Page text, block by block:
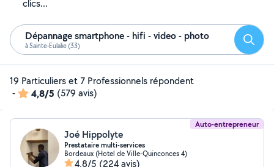
clics...
Dépannage smartphone - hifi - video - photo
à Sainte-Eulalie (33)
19 Particuliers et 7 Professionnels répondent
-
4,8/5 (579 avis)
Auto-entrepreneur
Joé Hippolyte
Prestataire multi-services
Bordeaux (Hotel de Ville-Quinconces 4)
4,8/5 (224 avis)